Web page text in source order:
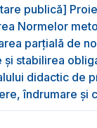
publică]
Normelor
parțială de
şi stabilirea
didactic de
îndrumare și